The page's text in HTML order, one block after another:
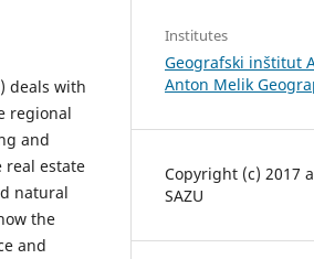
deals with
regional
and
real estate
natural
the
and
Institutes
Geografski inštitut
Anton Melik
Copyright (c) 2017
SAZU